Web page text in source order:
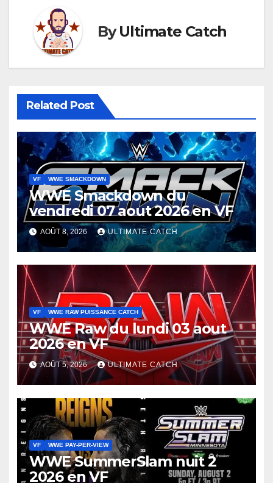
ByUltimate Catch
Related Post
VF WWE SMACKDOWN
WWE Smackdown du
vendredi 07 aout 2026 en VF
AOÛT 8, 2026 ULTIMATE CATCH
VF WWE RAW PUISSANCE CATCH
WWE Raw du lundi 03 aout
2026 en VF
AOÛT 5, 2026 ULTIMATE CATCH
VF WWE PAY-PER-VIEW
WWE SummerSlam nuit 2
2026 en VF